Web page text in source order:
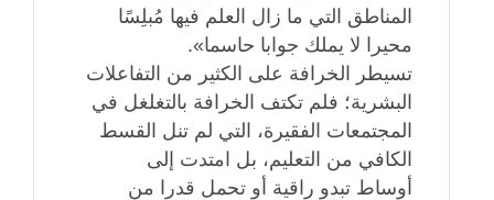
المناطق التي ما زال العلم فيها مُبلِسًا
محيرا لا يملك جوابا حاسما».
تسيطر الخرافة على الكثير من التفاعلات
البشرية؛ فلم تكتف الخرافة بالتغلغل في
المجتمعات الفقيرة، التي لم تنل القسط
الكافي من التعليم، بل امتدت إلى
أوساط تبدو راقية أو تحمل قدرا من